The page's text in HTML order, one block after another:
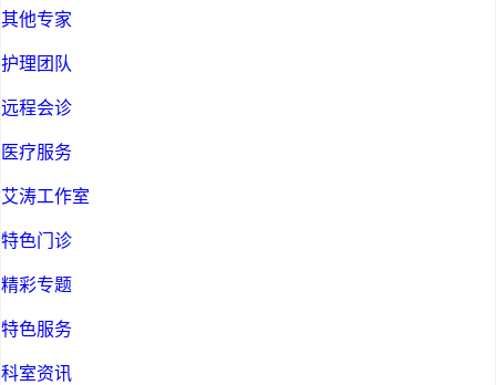
其他专家
护理团队
远程会诊
医疗服务
艾涛工作室
特色门诊
精彩专题
特色服务
科室资讯